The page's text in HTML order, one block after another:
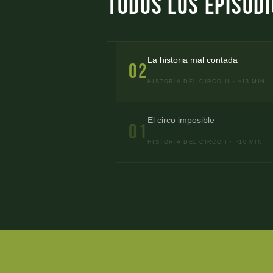
Todos los
02La historia mal contada
HISTORIA DEL CIRCO II · ~13 MIN
01 El circo imposible
HISTORIA DEL CIRCO I · ~10 MIN